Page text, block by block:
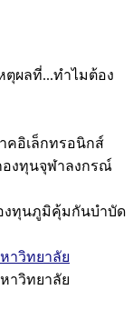
ตุผลที่...ทำไมต้อง
คอิเล็กทรอนิกส์
องทุนจุฬาลงกรณ์
งทุนภูมิคุ้มกันบำบัด
าวิทยาลัย
าวิทยาลัย